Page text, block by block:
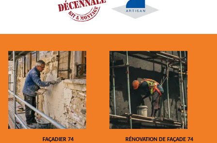
FAÇADIER 74 RÉNOVATION DE FAÇADE 74